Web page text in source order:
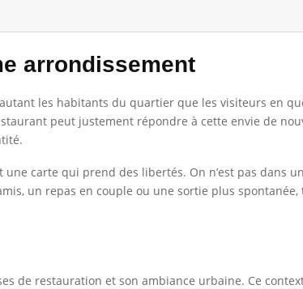
arrondissement
les habitants du quartier que les visiteurs en
peut justement répondre à cette envie de
carte qui prend des libertés. On n’est pas dans
un repas en couple ou une sortie plus spontanée,
de restauration et son ambiance urbaine. Ce